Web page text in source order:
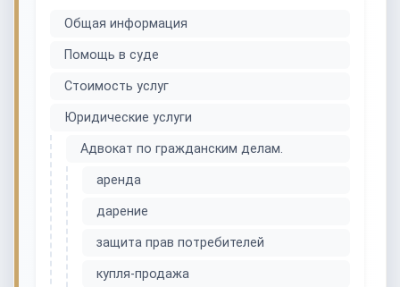
Общая информация
Помощь в суде
Стоимость услуг
Юридические услуги
Адвокат по гражданским делам.
аренда
дарение
защита прав потребителей
купля-продажа